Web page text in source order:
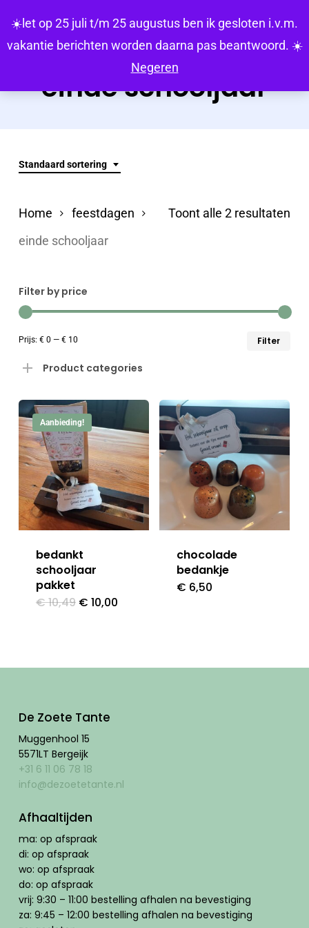
☀️let op 25 juli t/m 25 augustus ben ik gesloten i.v.m.
vakantie berichten worden daarna pas beantwoord. ☀️
Negeren
main
searchaccount
Menu
einde schooljaar
Standaard sortering
Toont alle 2 resultaten
Home
feestdagen
einde schooljaar
Filter by price
Filter
Prijs: € 0 — € 10
Product categories
Aanbieding!
bedankt
schooljaar
pakket
€10,49 Oorspronkelijke
€ 10,00Huidige
chocolade
bedankje
€ 6,50
De Zoete Tante
Muggenhool 15
5571LT Bergeijk
+31 6 11 06 78 18
info@dezoetetante.nl
Afhaaltijden
ma: op afspraak
di: op afspraak
wo: op afspraak
do: op afspraak
vrij: 9:30 – 11:00 bestelling afhalen na bevestiging
za: 9:45 – 12:00 bestelling afhalen na bevestiging